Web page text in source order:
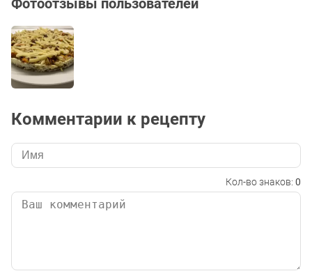
Фотоотзывы пользователей
Комментарии к рецепту
Кол-во знаков: 0